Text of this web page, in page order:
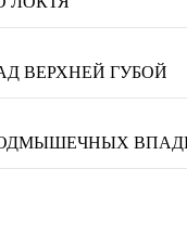
ВЕРХНЕЙ ГУБОЙ